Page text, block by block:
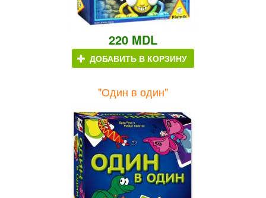
220 MDL
ДОБАВИТЬ В КОРЗИНУ
"Один в один"